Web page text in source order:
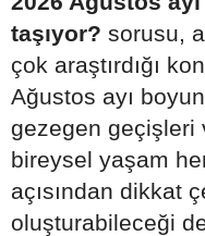
taşıyor? sorusu,
çok araştırdığı
Ağustos ayı
gezegen geçişleri
bireysel yaşam
açısından dikkat
oluşturabileceği